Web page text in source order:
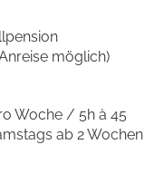
möglich)
Woche / 5h à 45
ab 2 Wochen